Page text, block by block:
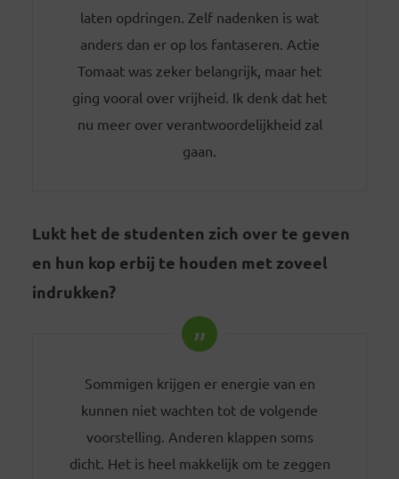
laten opdringen. Zelf nadenken is wat
anders dan er op los fantaseren. Actie
Tomaat was zeker belangrijk, maar het
ging vooral over vrijheid. Ik denk dat het
nu meer over verantwoordelijkheid zal
gaan.
Lukt het de studenten zich over te geven
en hun kop erbij te houden met zoveel
indrukken?
Sommigen krijgen er energie van en
kunnen niet wachten tot de volgende
voorstelling. Anderen klappen soms
dicht. Het is heel makkelijk om te zeggen